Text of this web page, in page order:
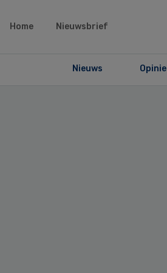
Home Nieuwsbrief
Nieuws Opinie